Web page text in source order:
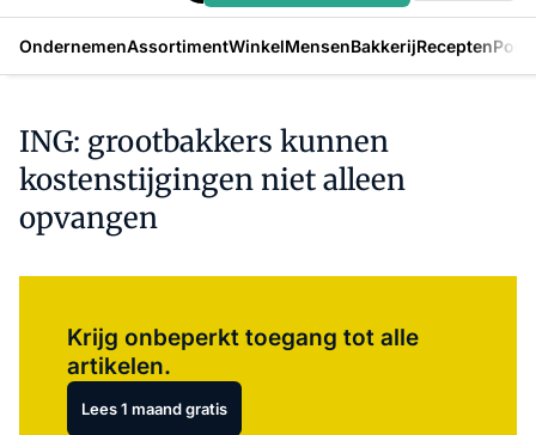
OndernemenAssortimentWinkelMensenBakkerijRecepten
ING: grootbakkers kunnen
kostenstijgingen niet alleen
opvangen
Krijg onbeperkt toegang tot alle
artikelen.
Lees 1 maand gratis